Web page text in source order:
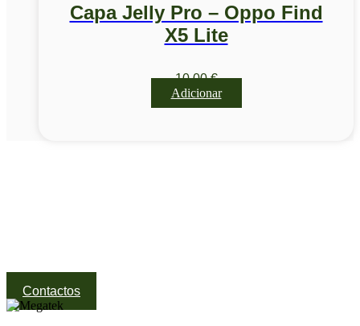
Capa Jelly Pro – Oppo Find
X5 Lite
10,00€
Adicionar
Contactos